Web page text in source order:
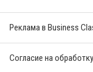
Реклама в Business
Согласие на